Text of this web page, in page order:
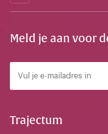
Meld je aan voor
Trajectum